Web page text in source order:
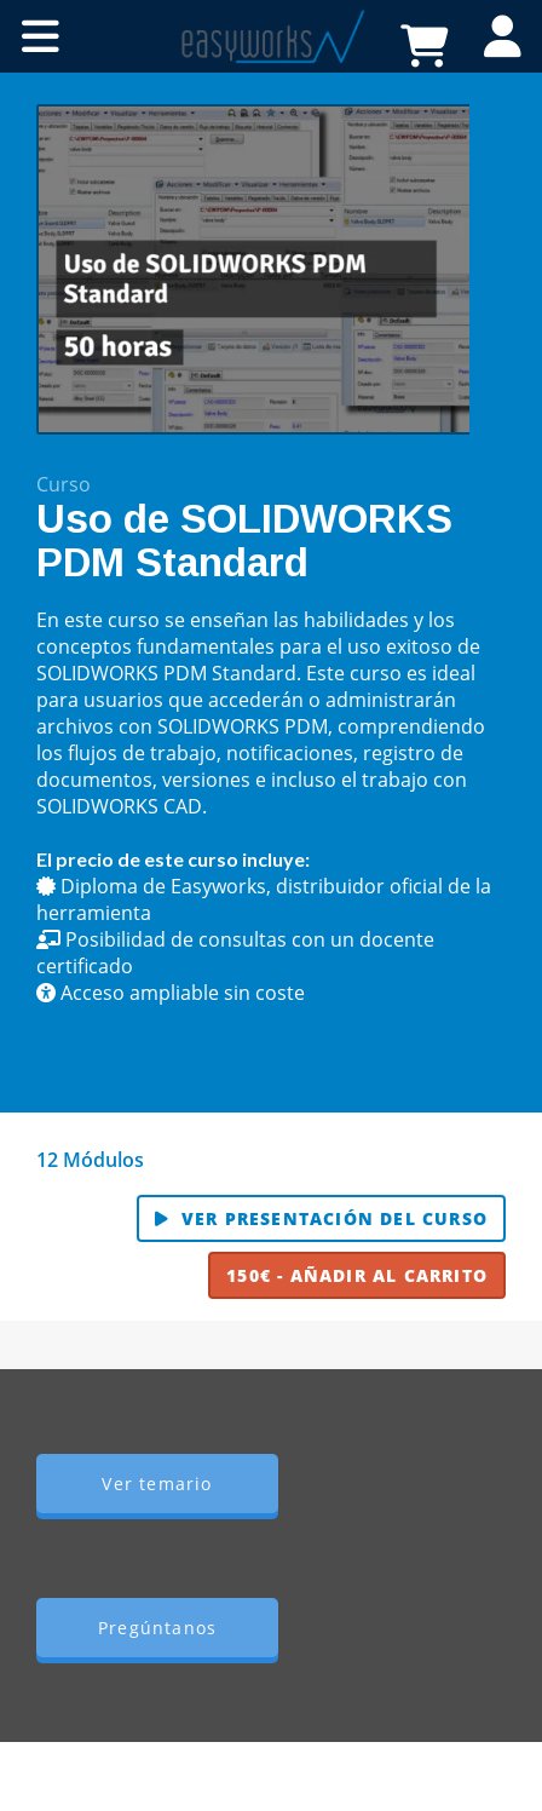
Cursos online
Certificaciones
A medida
Recursos
Tienda
FAQs
Curso
Uso de SOLIDWORKS
PDM Standard
En este curso se enseñan las habilidades y los
conceptos fundamentales para el uso exitoso de
SOLIDWORKS PDM Standard. Este curso es ideal
para usuarios que accederán o administrarán
archivos con SOLIDWORKS PDM, comprendiendo
los flujos de trabajo, notificaciones, registro de
documentos, versiones e incluso el trabajo con
SOLIDWORKS CAD.
El precio de este curso incluye:
Diploma de Easyworks, distribuidor oficial de la
herramienta
Posibilidad de consultas con un docente
certificado
Acceso ampliable sin coste
12 Módulos
VER PRESENTACIÓN DEL CURSO
150€ - AÑADIR AL CARRITO
Ver temario
Pregúntanos